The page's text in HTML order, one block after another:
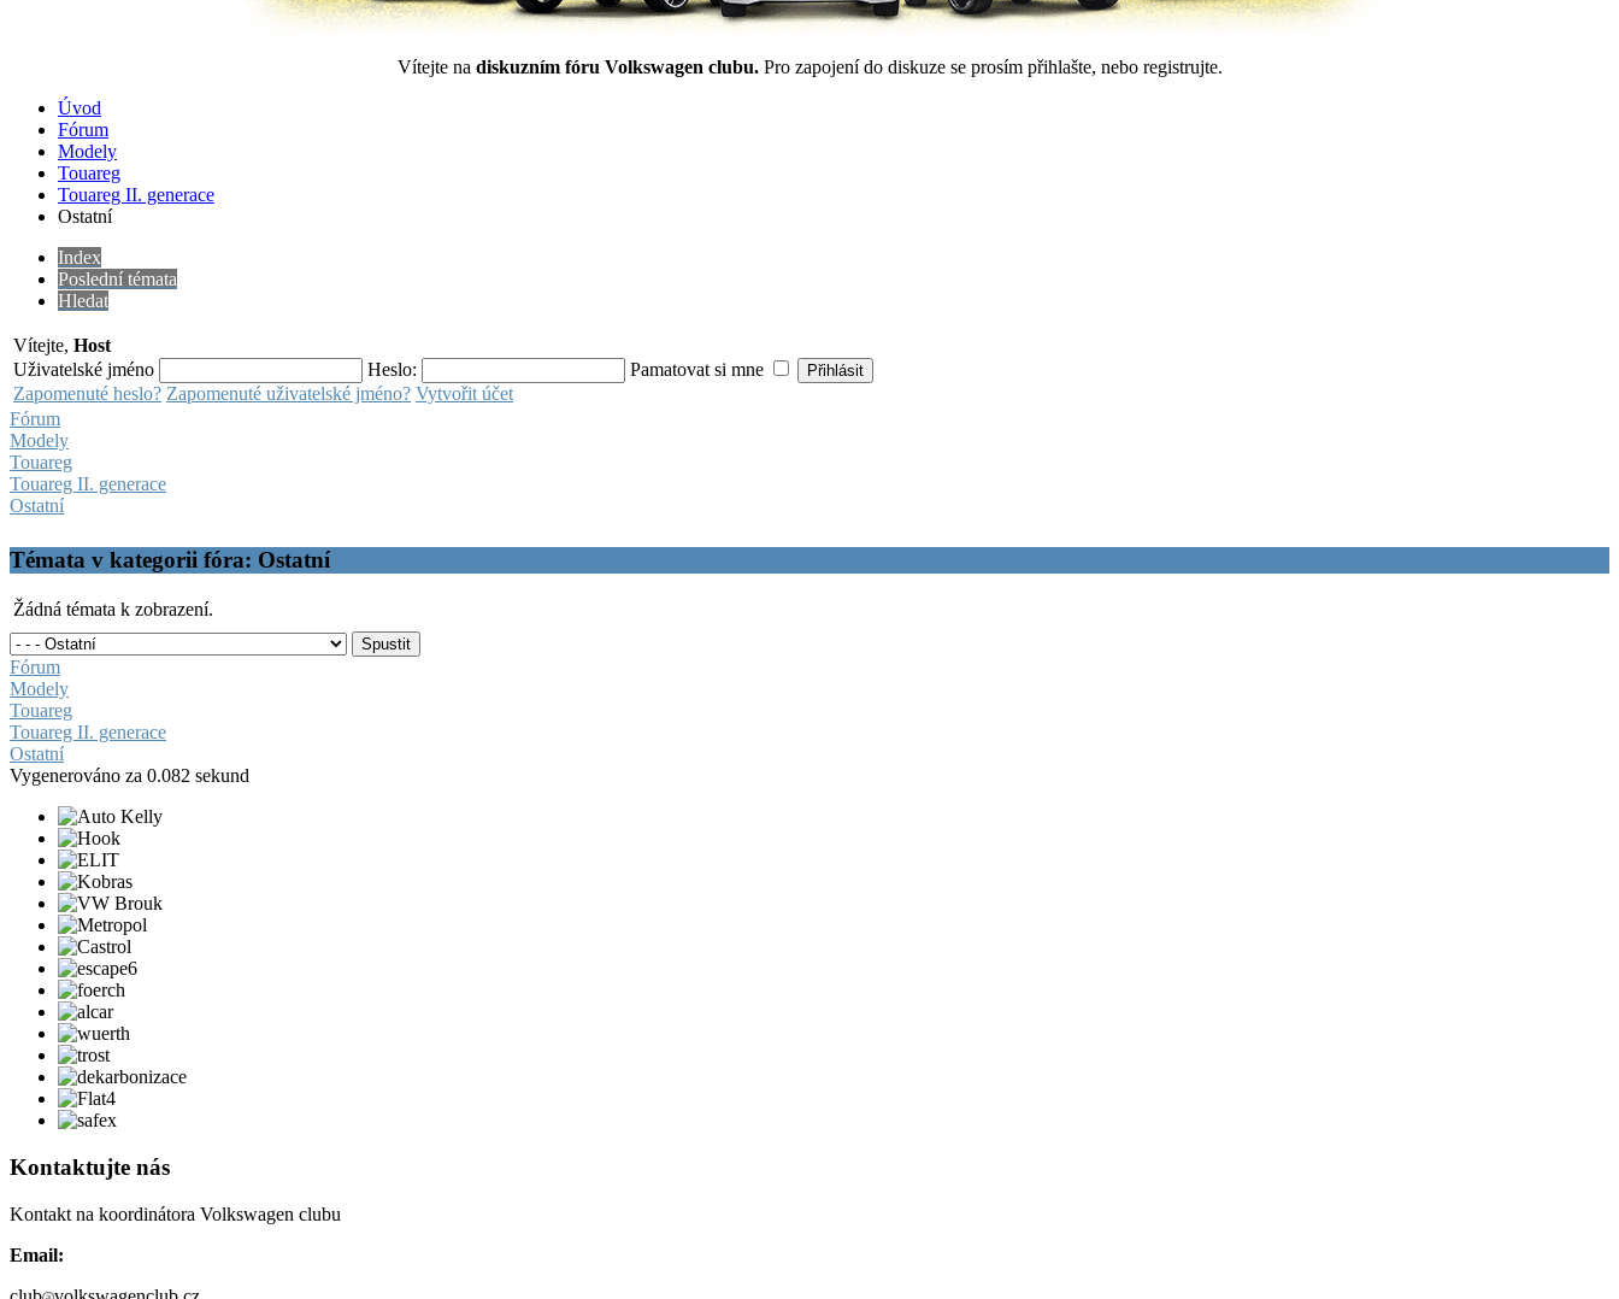
Vítejte na diskuzním fóru Volkswagen clubu. Pro zapojení do diskuze se prosím přihlašte, nebo registrujte.
Úvod
Fórum
Modely
Touareg
Touareg II. generace
Ostatní
Index
Poslední témata
Hledat
Vítejte, Host
Uživatelské jméno
Heslo:
Pamatovat si mne
Zapomenuté heslo? Zapomenuté uživatelské jméno? Vytvořit účet
Fórum
Modely
Touareg
Touareg II. generace
Ostatní
Témata v kategorii fóra: Ostatní
Žádná témata k zobrazení.
Fórum
Modely
Touareg
Touareg II. generace
Ostatní
Vygenerováno za 0.082 sekund
Kontaktujte nás
Kontakt na koordinátora Volkswagen clubu
Email: